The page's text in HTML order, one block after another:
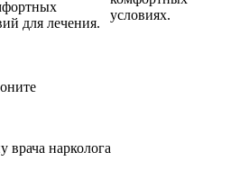
для лечения.
условиях.
врача нарколога